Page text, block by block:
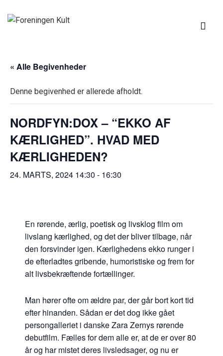
Hop
NAVIGATION
« Alle Begivenheder
Denne begivenhed er allerede afholdt.
NORDFYN:DOX – “EKKO AF
KÆRLIGHED”. HVAD MED
KÆRLIGHEDEN?
24. MARTS, 2024 14:30 - 16:30
En rørende, ærlig, poetisk og livsklog film om
livslang kærlighed, og det der bliver tilbage, når
den forsvinder igen. Kærlighedens ekko runger i
de efterladtes gribende, humoristiske og frem for
alt livsbekræftende fortællinger.
Man hører ofte om ældre par, der går bort kort tid
efter hinanden. Sådan er det dog ikke gået
persongalleriet i danske Zara Zernys rørende
debutfilm. Fælles for dem alle er, at de er over 80
år og har mistet deres livsledsager, og nu er